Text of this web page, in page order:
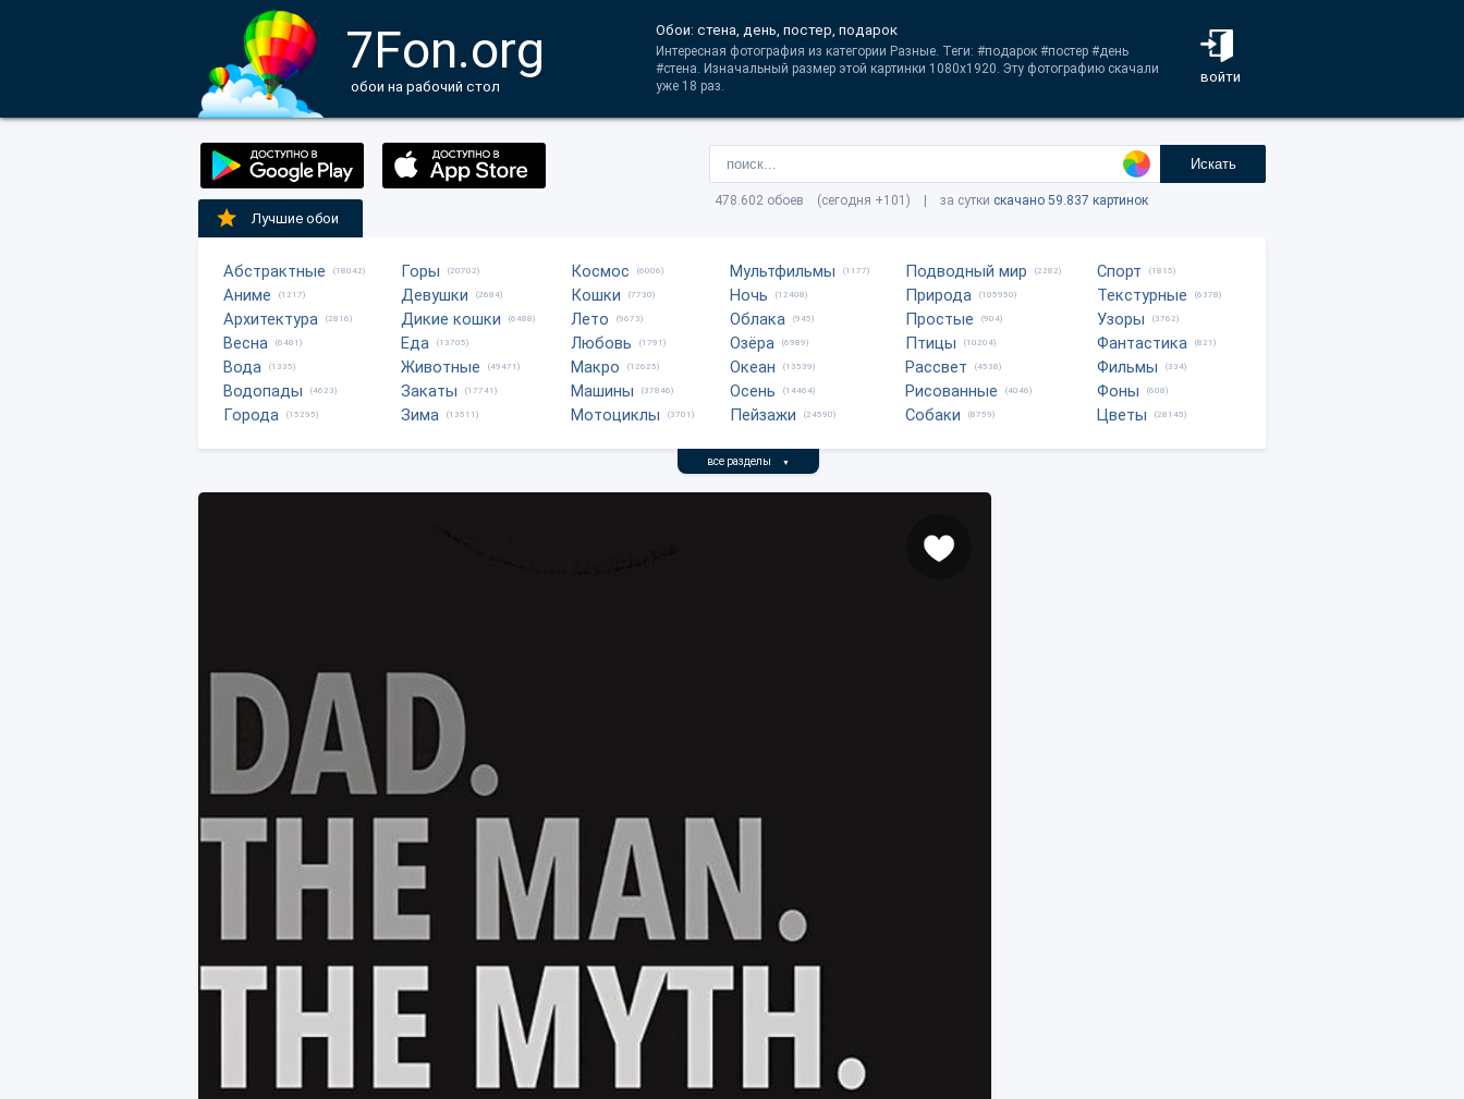
7Fon.org
обои на рабочий стол
войти
Обои: стена, день, постер, подарок
Интересная фотография из категории Разные. Теги: #подарок #постер #день
#стена. Изначальный размер этой картинки 1080x1920. Эту фотографию скачали
уже 18 раз.
Искать
478.602 обоев (сегодня +101) | за сутки скачано 59.837 картинок
Лучшие обои
Абстрактные (18042)
Аниме (1217)
Архитектура (2816)
Весна (6481)
Вода (1335)
Водопады (4623)
Города (15295)
Горы (20702)
Девушки (2684)
Дикие кошки (6488)
Еда (13705)
Животные (49471)
Закаты (17741)
Зима (13511)
Космос (6006)
Кошки (7730)
Лето (9673)
Любовь (1791)
Макро (12625)
Машины (37846)
Мотоциклы (3701)
Мультфильмы (1177)
Ночь (12408)
Облака (945)
Озёра (6989)
Океан (13539)
Осень (14464)
Пейзажи (24590)
Подводный мир (2282)
Природа (105950)
Простые (904)
Птицы (10204)
Рассвет (4538)
Рисованные (4046)
Собаки (8759)
Спорт (1815)
Текстурные (6378)
Узоры (3762)
Фантастика (821)
Фильмы (334)
Фоны (608)
Цветы (28145)
все разделы ▼